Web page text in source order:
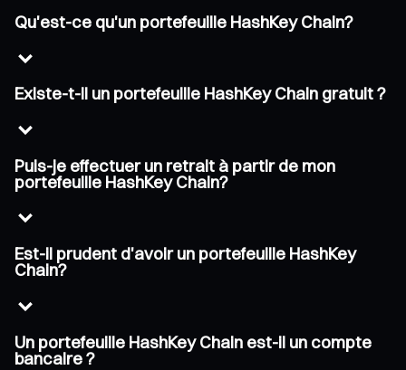
Qu'est-ce qu'un portefeuille HashKey Chain?
Existe-t-il un portefeuille HashKey Chain gratuit ?
Puis-je effectuer un retrait à partir de mon
portefeuille HashKey Chain?
Est-il prudent d'avoir un portefeuille HashKey
Chain?
Un portefeuille HashKey Chain est-il un compte
bancaire ?